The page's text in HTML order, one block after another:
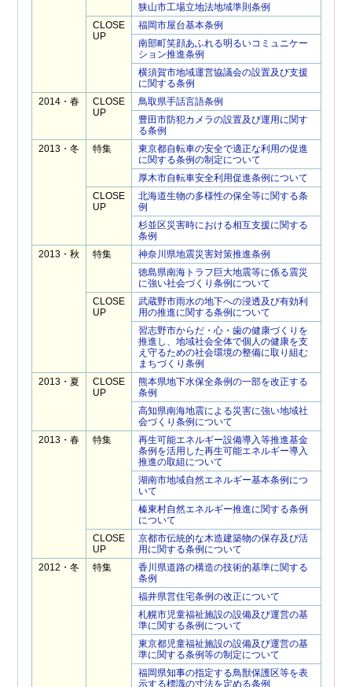
狭山市工場立地法地域準則条例
CLOSE
UP
福岡市屋台基本条例
南部町笑顔あふれる明るいコミュニケー
ション推進条例
横須賀市地域運営協議会の設置及び支援
に関する条例
2014・春
CLOSE
UP
鳥取県手話言語条例
豊田市防犯カメラの設置及び運用に関す
る条例
2013・冬
特集
東京都自転車の安全で適正な利用の促進
に関する条例の制定について
厚木市自転車安全利用促進条例について
CLOSE
UP
北海道生物の多様性の保全等に関する条
例
杉並区災害時における相互支援に関する
条例
2013・秋
特集
神奈川県地震災害対策推進条例
徳島県南海トラフ巨大地震等に係る震災
に強い社会づくり条例について
CLOSE
UP
武蔵野市雨水の地下への浸透及び有効利
用の推進に関する条例について
習志野市からだ・心・歯の健康づくりを
推進し、地域社会全体で個人の健康を支
え守るための社会環境の整備に取り組む
まちづくり条例
2013・夏
CLOSE
UP
熊本県地下水保全条例の一部を改正する
条例
高知県南海地震による災害に強い地域社
会づくり条例について
2013・春
特集
再生可能エネルギー設備導入等推進基金
条例を活用した再生可能エネルギー導入
推進の取組について
湖南市地域自然エネルギー基本条例につ
いて
榛東村自然エネルギー推進に関する条例
について
CLOSE
UP
京都市伝統的な木造建築物の保存及び活
用に関する条例について
2012・冬
特集
香川県道路の構造の技術的基準に関する
条例
福井県営住宅条例の改正について
札幌市児童福祉施設の設備及び運営の基
準に関する条例について
東京都児童福祉施設の設備及び運営の基
準に関する条例等の制定について
福岡県知事の指定する鳥獣保護区等を表
示する標識の寸法を定める条例